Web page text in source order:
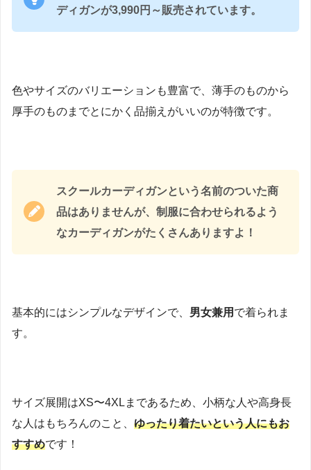
ディガンが3,990円～販売されています。
色やサイズのバリエーションも豊富で、薄手のものから
厚手のものまでとにかく品揃えがいいのが特徴です。
スクールカーディガンという名前のついた商
品はありませんが、制服に合わせられるよう
なカーディガンがたくさんありますよ！
基本的にはシンプルなデザインで、 男女兼用 で着られま
す。
サイズ展開はXS〜4XLまであるため、小柄な人や高身長
な人はもちろんのこと、 ゆったり着たいという人にもお
すすめです！